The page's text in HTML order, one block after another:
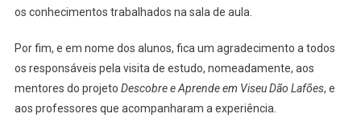
os conhecimentos trabalhados na sala de aula.
Por fim, e em nome dos alunos, fica um agradecimento a todos
os responsáveis pela visita de estudo, nomeadamente, aos
mentores do projeto Descobre e Aprende em Viseu Dão Lafões, e
aos professores que acompanharam a experiência.